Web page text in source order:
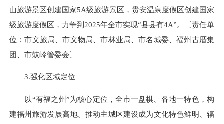
山旅游景区创建国家5A级旅游景区，贵安温泉度假区创建国家
级旅游度假区，力争到2025年全市实现“县县有4A”。〔责任单
位：市文旅局、市文物局、市林业局、市名城委、福州古厝集
团、市鼓岭管委会〕
3.强化区域定位
以“有福之州”为核心定位，全市一盘棋、各地一特色，构
建福州旅游发展高地。推动主城区建设成为文化特色鲜明、辐